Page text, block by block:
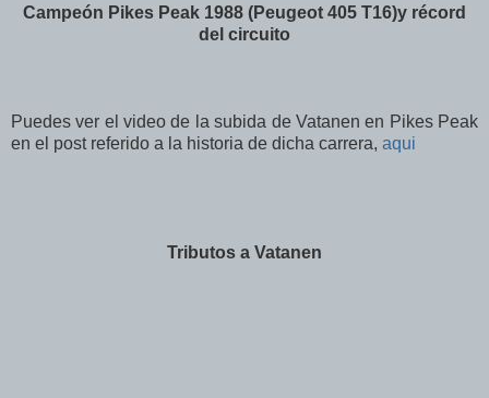
Campeón Pikes Peak 1988 (Peugeot 405 T16)y récord
del circuito
Puedes ver el video de la subida de Vatanen en Pikes Peak
en el post referido a la historia de dicha carrera, aqui
Tributos a Vatanen